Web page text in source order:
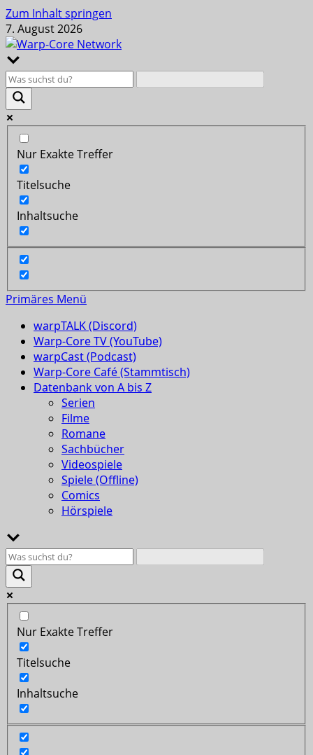
Zum Inhalt springen
7. August 2026
Nur Exakte Treffer
Titelsuche
Inhaltsuche
Primäres Menü
warpTALK (Discord)
Warp-Core TV (YouTube)
warpCast (Podcast)
Warp-Core Café (Stammtisch)
Datenbank von A bis Z
Serien
Filme
Romane
Sachbücher
Videospiele
Spiele (Offline)
Comics
Hörspiele
Nur Exakte Treffer
Titelsuche
Inhaltsuche